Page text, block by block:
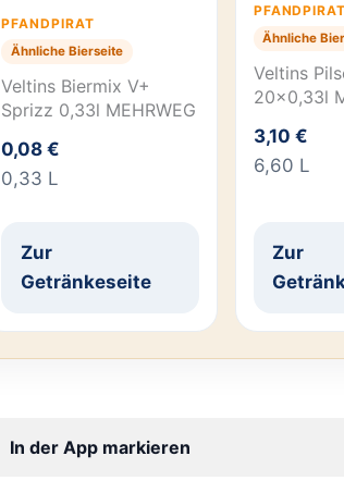
PFANDPIRAT
Ähnliche Bierseite
Veltins Biermix V+
Sprizz 0,33l MEHRWEG
0,08 €
0,33 L
Zur
Getränkeseite
Ähnliche
Veltins
20×0,33l
3,10 €
6,60 L
Zur
In der App markieren